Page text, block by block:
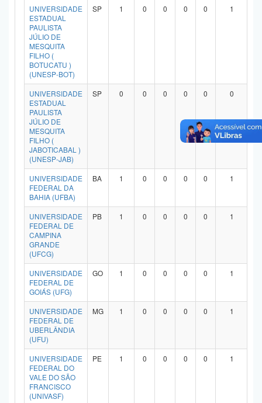
UNIVERSIDADE
ESTADUAL
PAULISTA
JÚLIO DE
MESQUITA
FILHO (
BOTUCATU )
(UNESP-BOT)
SP 1 0 0 0 0 1
UNIVERSIDADE
ESTADUAL
PAULISTA
JÚLIO DE
MESQUITA
FILHO (
JABOTICABAL )
(UNESP-JAB)
SP 0 0 0 0 0 0
UNIVERSIDADE
FEDERAL DA
BAHIA (UFBA)
BA 1 0 0 0 0 1
UNIVERSIDADE
FEDERAL DE
CAMPINA
GRANDE
(UFCG)
PB 1 0 0 0 0 1
UNIVERSIDADE
FEDERAL DE
GOIÁS (UFG)
GO 1 0 0 0 0 1
UNIVERSIDADE
FEDERAL DE
UBERLÂNDIA
(UFU)
MG 1 0 0 0 0 1
UNIVERSIDADE
FEDERAL DO
VALE DO SÃO
FRANCISCO
(UNIVASF)
PE 1 0 0 0 0 1